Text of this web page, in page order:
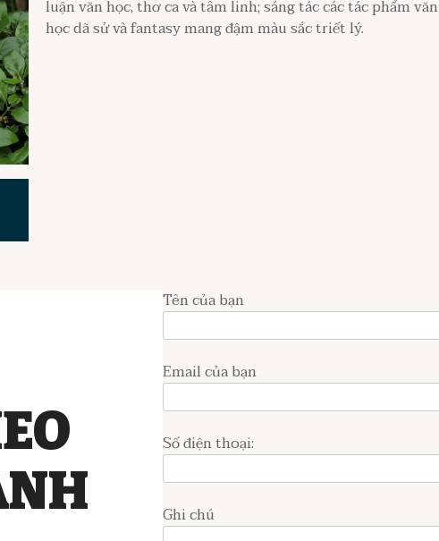
luận văn học, thơ ca và tâm linh; sáng tác các tác phẩm văn
học dã sử và fantasy mang đậm màu sắc triết lý.
Tên của bạn
Email của bạn
Số điện thoại:
Ghi chú